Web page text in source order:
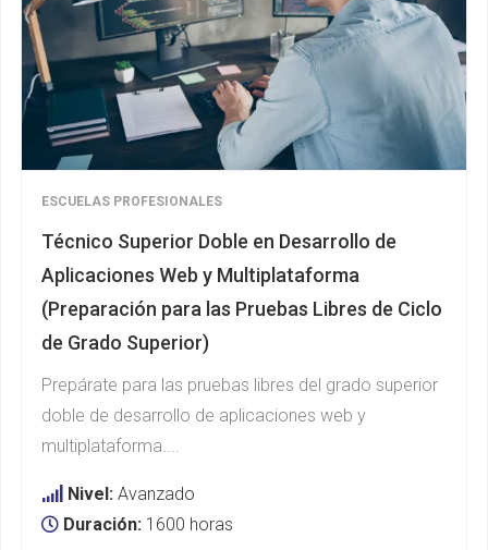
ESCUELAS PROFESIONALES
Técnico Superior Doble en Desarrollo de
Aplicaciones Web y Multiplataforma
(Preparación para las Pruebas Libres de Ciclo
de Grado Superior)
Prepárate para las pruebas libres del grado superior
doble de desarrollo de aplicaciones web y
multiplataforma....
Nivel: Avanzado
Duración: 1600 horas